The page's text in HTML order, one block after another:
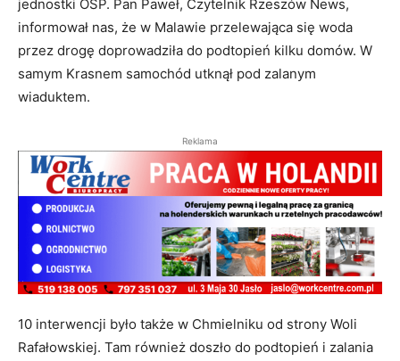
jednostki OSP. Pan Paweł, Czytelnik Rzeszów News,
informował nas, że w Malawie przelewająca się woda
przez drogę doprowadziła do podtopień kilku domów. W
samym Krasnem samochód utknął pod zalanym
wiaduktem.
Reklama
10 interwencji było także w Chmielniku od strony Woli
Rafałowskiej. Tam również doszło do podtopień i zalania